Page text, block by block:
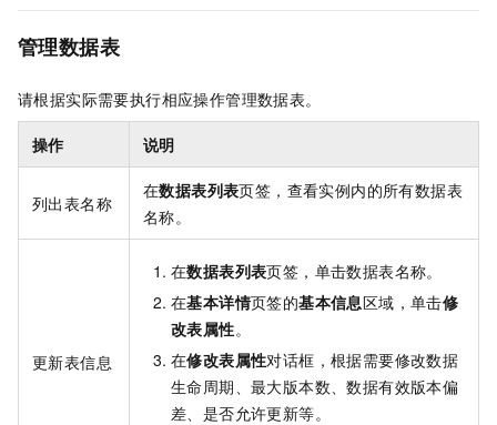
管理数据表
请根据实际需要执行相应操作管理数据表。
操作 说明
列出表名称
在数据表列表页签，查看实例内的所有数据表
名称。
更新表信息
在数据表列表页签，单击数据表名称。
在基本详情页签的基本信息区域，单击修
改表属性。
在修改表属性对话框，根据需要修改数据
生命周期、最大版本数、数据有效版本偏
差、是否允许更新等。